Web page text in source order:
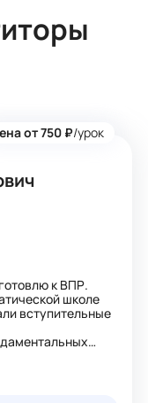
от 750 ₽/урок
к ВПР.
школе
вступительные
изучении